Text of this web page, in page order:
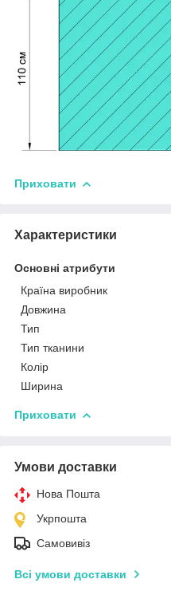
Приховати
Характеристики
Основні атрибути
Країна виробник
Довжина
Тип
Тип тканини
Колір
Ширина
Приховати
Умови доставки
Нова Пошта
Укрпошта
Самовивіз
Всі умови доставки